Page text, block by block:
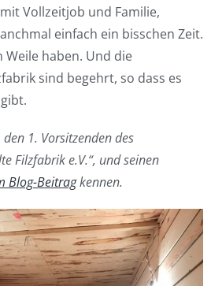
Vollzeitjob und Familie,
einfach ein bisschen Zeit.
haben. Und die
sind begehrt, so dass es
1. Vorsitzenden des
Filzfabrik e.V.“, und seinen
Blog-Beitragkennen.